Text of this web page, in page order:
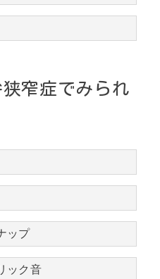
窄症でみられ
ップ
ック音